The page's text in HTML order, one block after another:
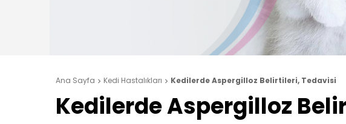
Ana Sayfa  Kedi Hastalıkları  Kedilerde Aspergilloz Belirtileri, Tedavisi
Kedilerde Aspergilloz